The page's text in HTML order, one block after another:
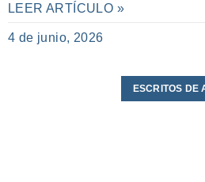
LEER ARTÍCULO »
4 de junio, 2026
ESCRITOS DE